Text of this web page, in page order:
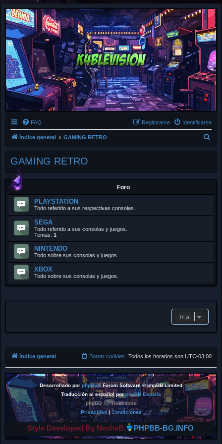
FAQ Identificarse
Registrarse
Índice general GAMING RETRO
c
r
GAMING RETRO
Foro
PLAYSTATION
Todo referido a sus respectivas consolas.
SEGA
Todo referido a sus consolas y juegos.
Temas: 1
NINTENDO
Todo sobre sus consolas y juegos.
XBOX
Todo sobre sus consolas y juegos.
Ir a
Índice general Todos los horarios son UTC-03:00
Borrar cookies
Desarrollado porphpBB® Forum Software © phpBB Limited
Traducción al español porphpBB España
phpBB
Reactions
Privacidad|Condiciones
Style Developed By NecheB PHPBB-BG.INFO